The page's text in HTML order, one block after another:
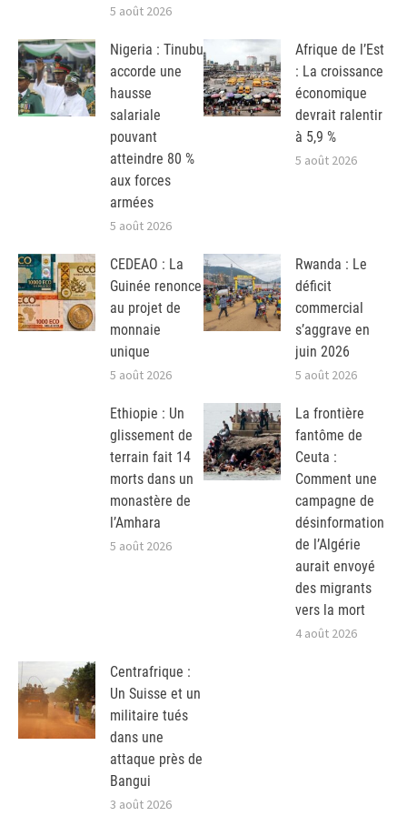
5 août 2026
Nigeria : Tinubu
accorde une
hausse
salariale
pouvant
atteindre 80 %
aux forces
armées
5 août 2026
Afrique de l’Est
: La croissance
économique
devrait ralentir
à 5,9 %
5 août 2026
CEDEAO : La
Guinée renonce
au projet de
monnaie
unique
5 août 2026
Rwanda : Le
déficit
commercial
s’aggrave en
juin 2026
5 août 2026
Ethiopie : Un
glissement de
terrain fait 14
morts dans un
monastère de
l’Amhara
5 août 2026
La frontière
fantôme de
Ceuta :
Comment une
campagne de
désinformation
de l’Algérie
aurait envoyé
des migrants
vers la mort
4 août 2026
Centrafrique :
Un Suisse et un
militaire tués
dans une
attaque près de
Bangui
3 août 2026